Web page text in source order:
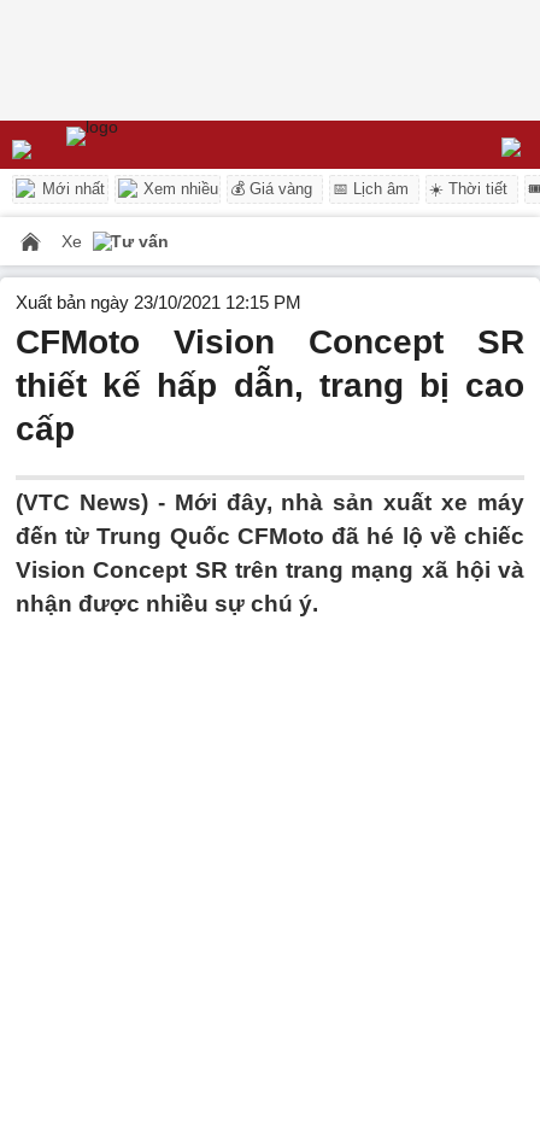
Mới nhất Xem nhiều 💰 Giá vàng 📅 Lịch âm ☀️ Thời tiết
Xe Tư vấn
Xuất bản ngày 23/10/2021 12:15 PM
CFMoto Vision Concept SR
thiết kế hấp dẫn, trang bị cao
cấp
(VTC News) - Mới đây, nhà sản xuất xe máy
đến từ Trung Quốc CFMoto đã hé lộ về chiếc
Vision Concept SR trên trang mạng xã hội và
nhận được nhiều sự chú ý.